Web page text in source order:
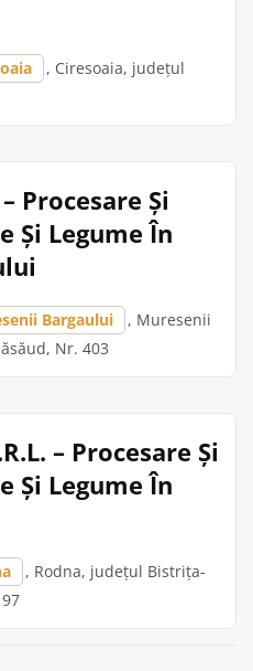
, Ciresoaia, județul
Procesare Și
Și Legume În
Bargaului
, Muresenii
Nr. 403
– Procesare Și
Și Legume În
, Rodna, județul Bistrița-